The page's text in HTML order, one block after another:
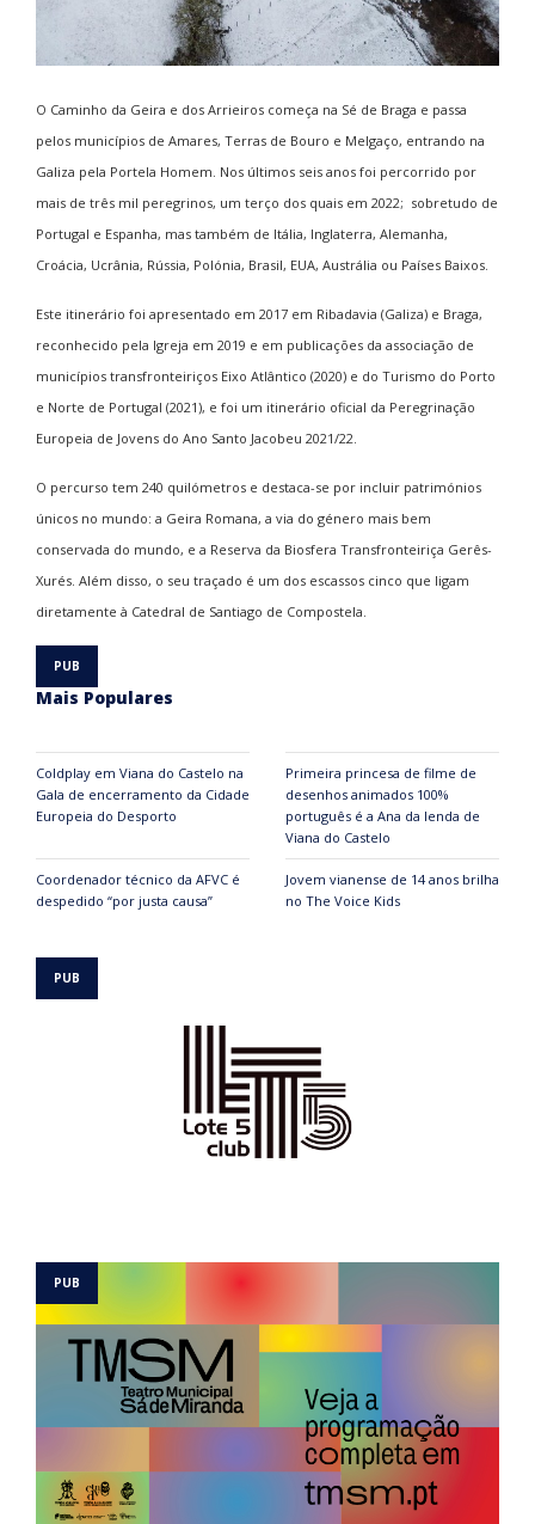
O Caminho da Geira e dos Arrieiros começa na Sé de Braga e passa
pelos municípios de Amares, Terras de Bouro e Melgaço, entrando na
Galiza pela Portela Homem. Nos últimos seis anos foi percorrido por
mais de três mil peregrinos, um terço dos quais em 2022; sobretudo de
Portugal e Espanha, mas também de Itália, Inglaterra, Alemanha,
Croácia, Ucrânia, Rússia, Polónia, Brasil, EUA, Austrália ou Países Baixos.
Este itinerário foi apresentado em 2017 em Ribadavia (Galiza) e Braga,
reconhecido pela Igreja em 2019 e em publicações da associação de
municípios transfronteiriços Eixo Atlântico (2020) e do Turismo do Porto
e Norte de Portugal (2021), e foi um itinerário oficial da Peregrinação
Europeia de Jovens do Ano Santo Jacobeu 2021/22.
O percurso tem 240 quilómetros e destaca-se por incluir patrimónios
únicos no mundo: a Geira Romana, a via do género mais bem
conservada do mundo, e a Reserva da Biosfera Transfronteiriça Gerês-
Xurés. Além disso, o seu traçado é um dos escassos cinco que ligam
diretamente à Catedral de Santiago de Compostela.
Mais Populares
Coldplay em Viana do Castelo na
Gala de encerramento da Cidade
Europeia do Desporto
Primeira princesa de filme de
desenhos animados 100%
português é a Ana da lenda de
Viana do Castelo
Coordenador técnico da AFVC é
despedido “por justa causa”
Jovem vianense de 14 anos brilha
no The Voice Kids